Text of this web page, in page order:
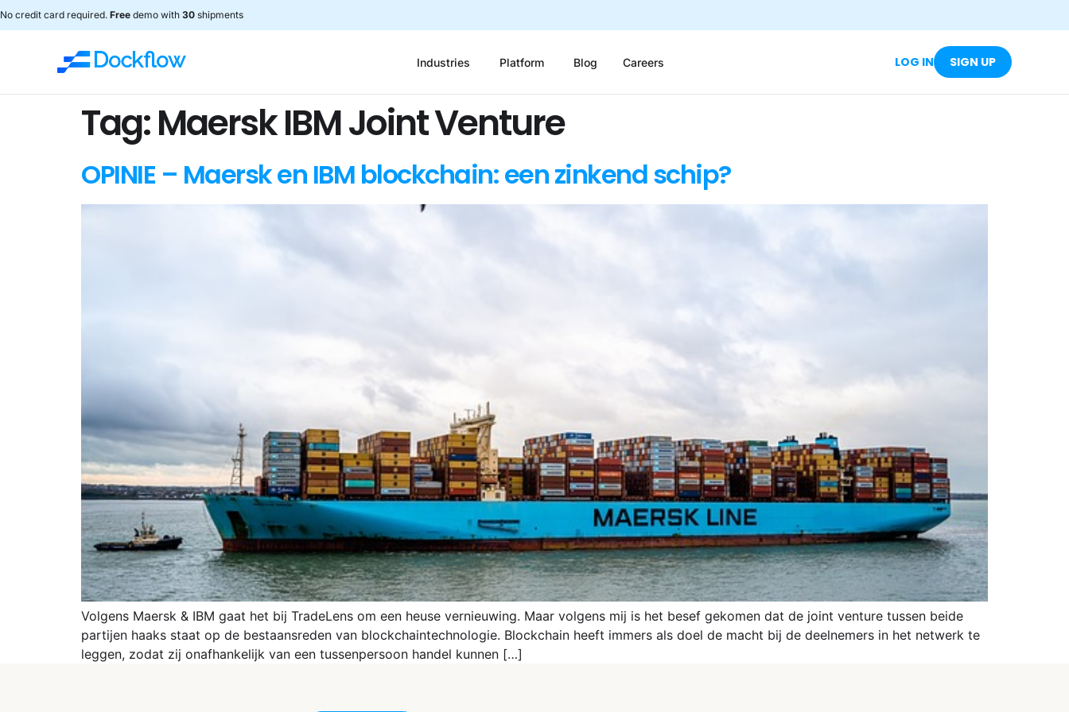
No credit card required. Free demo with 30 shipments
Industries Platform Blog Careers LOG IN SIGN UP
Tag:Maersk IBM Joint Venture
OPINIE – Maersk en IBM blockchain: een zinkend schip?
Volgens Maersk & IBM gaat het bij TradeLens om een heuse vernieuwing. Maar volgens mij is het besef gekomen dat de joint venture tussen beide
partijen haaks staat op de bestaansreden van blockchaintechnologie. Blockchain heeft immers als doel de macht bij de deelnemers in het netwerk te
leggen, zodat zij onafhankelijk van een tussenpersoon handel kunnen […]